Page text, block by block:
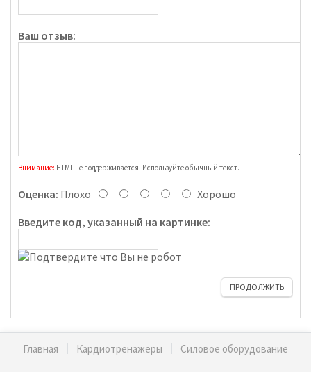
Ваш отзыв:
Внимание: HTML не поддерживается! Используйте обычный текст.
Оценка: Плохо
Хорошо
Введите код, указанный на картинке:
ПРОДОЛЖИТЬ
Главная Кардиотренажеры Силовое оборудование